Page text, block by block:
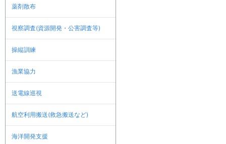
薬剤散布
視察調査(資源開発・公害調査等)
操縦訓練
漁業協力
送電線巡視
航空利用搬送(救急搬送など)
海洋開発支援